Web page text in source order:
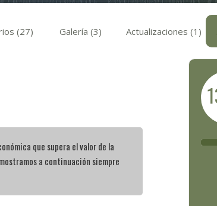
(27) Galería (3) Actualizaciones (1)
que supera el valor de la
a continuación siempre